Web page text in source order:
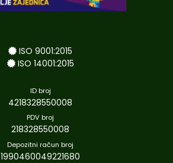
ISO 9001:2015
ISO 14001:2015
ID broj
4218328550008
PDV broj
218328550008
Depozitni račun broj
1990460049221680